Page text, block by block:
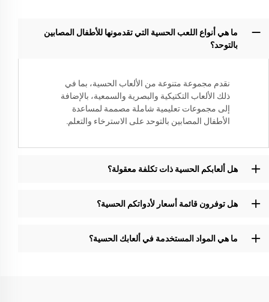
ما هي أنواع اللعب الحسية التي تقدمونها للأطفال المصابين
بالتوحد؟
نقدم مجموعة متنوعة من الألعاب الحسية، بما في
ذلك الألعاب التكتيكية والبصرية والسمعية، بالإضافة
إلى مجموعات تعليمية شاملة مصممة لمساعدة
الأطفال المصابين بالتوحد على الاسترخاء والتعلم.
هل ألعابكم الحسية ذات تكلفة معقولة؟
هل توفرون قائمة أسعار لأدواتكم الحسية؟
ما هي المواد المستخدمة في ألعابك الحسية؟